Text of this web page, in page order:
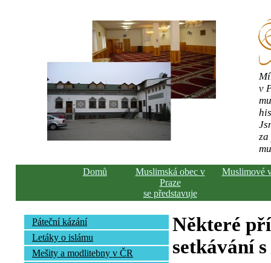
v
Domů
Muslimská obec v
Praze
se představuje
Muslimové
Páteční kázání
Letáky o islámu
Mešity a modlitebny v ČR
Některé
setkávání